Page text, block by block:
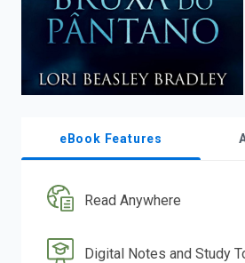
eBook Features
Read Anywhere
Digital Notes and Study